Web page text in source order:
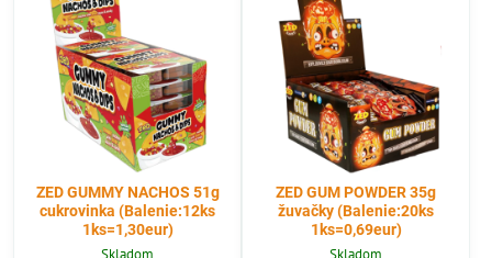
ZED GUMMY NACHOS 51g
cukrovinka (Balenie:12ks
1ks=1,30eur)
Skladom
ZED GUM POWDER 35g
žuvačky (Balenie:20ks
1ks=0,69eur)
Skladom